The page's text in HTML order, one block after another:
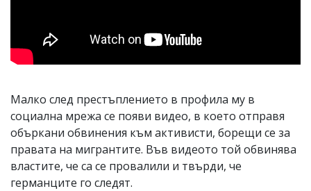
Малко след престъплението в профила му в
социална мрежа се появи видео, в което отправя
объркани обвинения към активисти, борещи се за
правата на мигрантите. Във видеото той обвинява
властите, че са се провалили и твърди, че
германците го следят.